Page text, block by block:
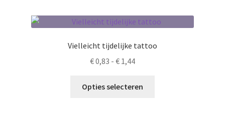
Vielleicht tijdelijke tattoo
€0,83 - € 1,44Prijsklasse:
tot
Opties selecteren